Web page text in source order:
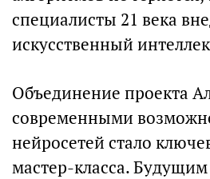
специалисты 21 века
искусственный
Объединение проекта
современными
нейросетей стало
мастер-класса.